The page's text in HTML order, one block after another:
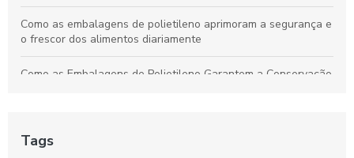
Como as embalagens de polietileno aprimoram a segurança e
o frescor dos alimentos diariamente
Como as Embalagens de Polietileno Garantem a Conservação
Frescos e Seguros na Cozinha
Tags